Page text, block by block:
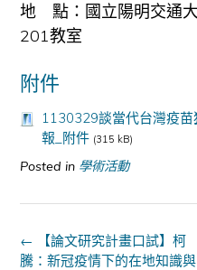
地 點：國立陽明交通
201教室
附件
1130329談當代台灣疫
報_附件 (315 kB)
Posted in 學術活動
Post
navigation
←
【論文研究計畫口試】柯
騰：新冠疫情下的在地知識與